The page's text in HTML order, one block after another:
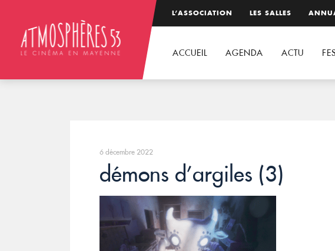
L’ASSOCIATION LES SALLES
ACCUEIL AGENDA ACTU
6 décembre 2022
démons d’argiles (3)